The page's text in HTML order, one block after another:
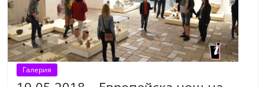
c
o
m
Галерия